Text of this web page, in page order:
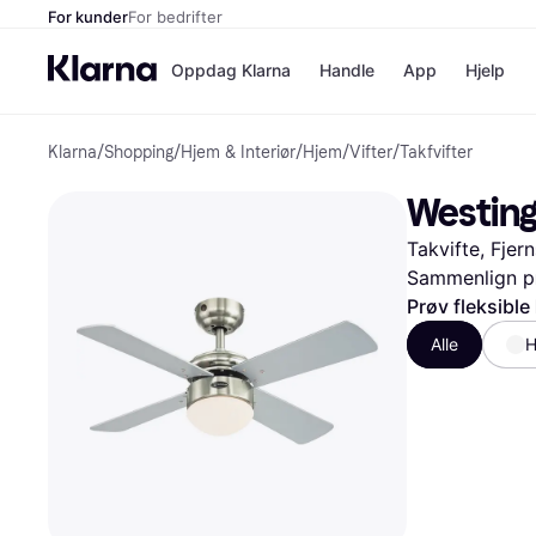
For kunderFor bedrifter
Oppdag Klarna
Betal nå
Betal i 3
Betal innen
Finansiering
Vipps
Handle
Butikker
App Hjelp
Klarna/Shopping/Hjem & Interiør/Hjem/Vifter/Takfvifter
Takvifte,
Sammenlign
Prøv
Alle